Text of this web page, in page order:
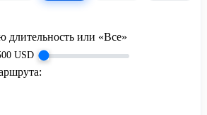
длительность или «Все»
USD